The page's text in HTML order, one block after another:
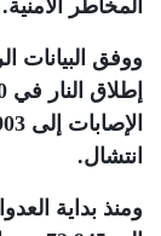
المخاطر الأمنية.
ووفق البيانات
انتشال.